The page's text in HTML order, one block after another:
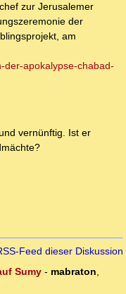
zur Jerusalemer
der
am
der-apokalypse-chabad-
vernünftig. Ist er
Feed dieser Diskussion
Sumy- mabraton,